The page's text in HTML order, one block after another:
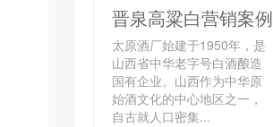
晋泉高粱白营销案例
太原酒厂始建于1950年，是
山西省中华老字号白酒酿造
国有企业。山西作为中华原
始酒文化的中心地区之一，
自古就人口密集...